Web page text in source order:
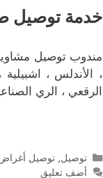
خدمة توصيل
مندوب توصيل
، الأندلس ،
الرقعي ، الري
التصنيفات
توصيل, توصيل
أضف تعليق